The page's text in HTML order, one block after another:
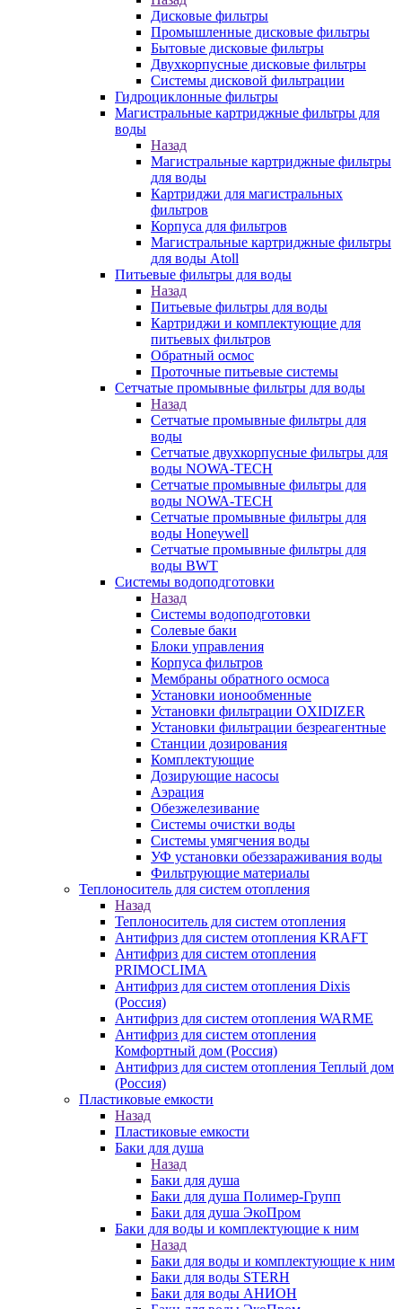
Дисковые фильтры
Промышленные дисковые фильтры
Бытовые дисковые фильтры
Двухкорпусные дисковые фильтры
Системы дисковой фильтрации
Гидроциклонные фильтры
Магистральные картриджные фильтры для
воды
Назад
Магистральные картриджные фильтры
для воды
Картриджи для магистральных
фильтров
Корпуса для фильтров
Магистральные картриджные фильтры
для воды Atoll
Питьевые фильтры для воды
Назад
Питьевые фильтры для воды
Картриджи и комплектующие для
питьевых фильтров
Обратный осмос
Проточные питьевые системы
Сетчатые промывные фильтры для воды
Назад
Сетчатые промывные фильтры для
воды
Сетчатые двухкорпусные фильтры для
воды NOWA-TECH
Сетчатые промывные фильтры для
воды NOWA-TECH
Сетчатые промывные фильтры для
воды Honeywell
Сетчатые промывные фильтры для
воды BWT
Системы водоподготовки
Назад
Системы водоподготовки
Солевые баки
Блоки управления
Корпуса фильтров
Мембраны обратного осмоса
Установки ионообменные
Установки фильтрации OXIDIZER
Установки фильтрации безреагентные
Станции дозирования
Комплектующие
Дозирующие насосы
Аэрация
Обезжелезивание
Системы очистки воды
Системы умягчения воды
УФ установки обеззараживания воды
Фильтрующие материалы
Теплоноситель для систем отопления
Назад
Теплоноситель для систем отопления
Антифриз для систем отопления KRAFT
Антифриз для систем отопления
PRIMOCLIMA
Антифриз для систем отопления Dixis
(Россия)
Антифриз для систем отопления WARME
Антифриз для систем отопления
Комфортный дом (Россия)
Антифриз для систем отопления Теплый дом
(Россия)
Пластиковые емкости
Назад
Пластиковые емкости
Баки для душа
Назад
Баки для душа
Баки для душа Полимер-Групп
Баки для душа ЭкоПром
Баки для воды и комплектующие к ним
Назад
Баки для воды и комплектующие к ним
Баки для воды STERH
Баки для воды АНИОН